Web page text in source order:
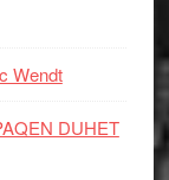
Wendt
DUHET